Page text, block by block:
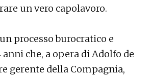
un vero capolavoro.
processo burocratico e
che, a opera di Adolfo de
gerente della Compagnia,